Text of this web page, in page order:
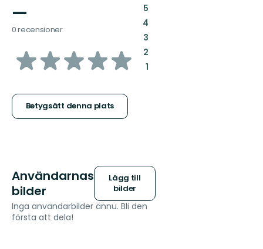
—
0 recensioner
av
stjärnor
Betygsätt denna plats
5:
4:
3:
2:
1:
Användarnas
bilder
Lägg till
bilder
Inga användarbilder ännu. Bli den
första att dela!